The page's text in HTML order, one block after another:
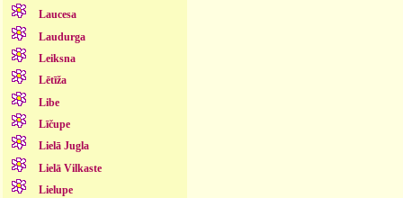
Laucesa
Laudurga
Leiksna
Lētīža
Libe
Līčupe
Lielā Jugla
Lielā Vilkaste
Lielupe